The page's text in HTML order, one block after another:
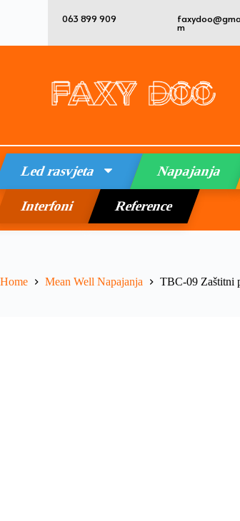
063 899 909
m
Led rasvjeta Napajanja
Interfoni Reference
Home Mean Well Napajanja TBC-09 Zaštitni